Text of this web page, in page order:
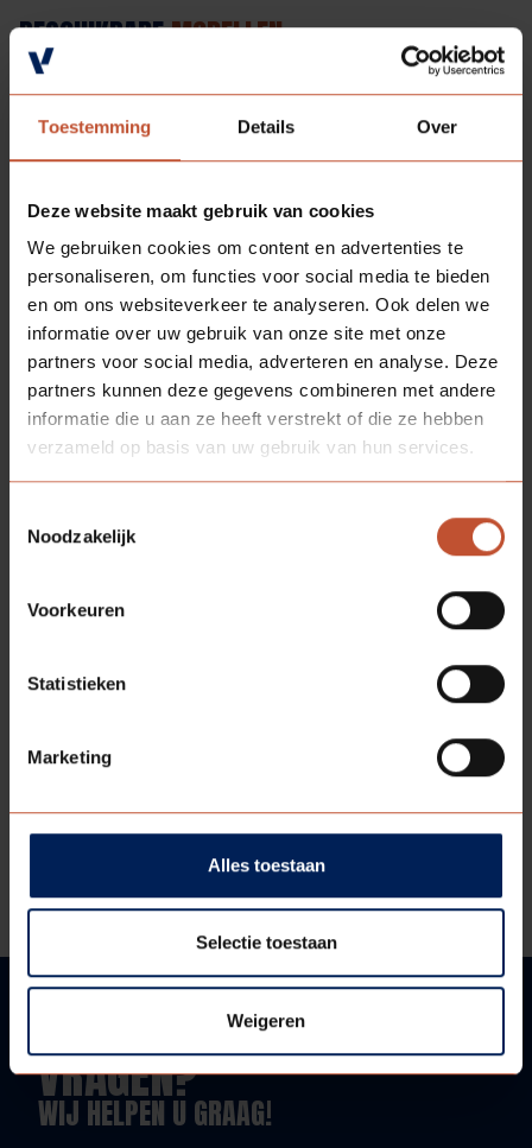
Toestemming Details Over
Deze website maakt gebruik van cookies
We gebruiken cookies om content en advertenties te
personaliseren, om functies voor social media te bieden
en om ons websiteverkeer te analyseren. Ook delen we
informatie over uw gebruik van onze site met onze
partners voor social media, adverteren en analyse. Deze
partners kunnen deze gegevens combineren met andere
informatie die u aan ze heeft verstrekt of die ze hebben
verzameld op basis van uw gebruik van hun services.
Noodzakelijk
Voorkeuren
Statistieken
Marketing
Alles toestaan
Selectie toestaan
Weigeren
BESCHIKBAREMODELLEN
VARI-DOORSVERDI DUBBELDEURS
VRAGEN?
WIJ HELPEN U GRAAG!